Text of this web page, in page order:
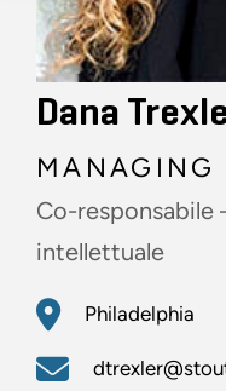
Dana
MANAGING
Co-responsabile
intellettuale
Philadelphia